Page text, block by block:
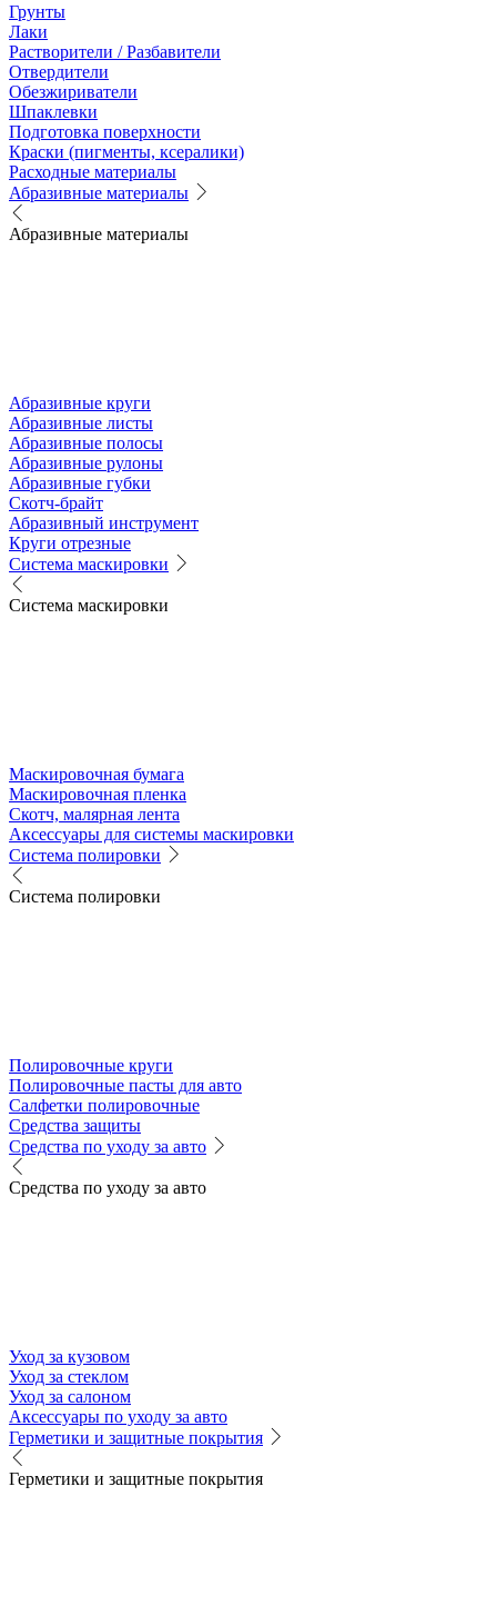
Грунты
Лаки
Растворители / Разбавители
Отвердители
Обезжириватели
Шпаклевки
Подготовка поверхности
Краски (пигменты, ксералики)
Расходные материалы
Абразивные материалы
Абразивные материалы
Абразивные круги
Абразивные листы
Абразивные полосы
Абразивные рулоны
Абразивные губки
Скотч-брайт
Абразивный инструмент
Круги отрезные
Система маскировки
Система маскировки
Маскировочная бумага
Маскировочная пленка
Скотч, малярная лента
Аксессуары для системы маскировки
Система полировки
Система полировки
Полировочные круги
Полировочные пасты для авто
Салфетки полировочные
Средства защиты
Средства по уходу за авто
Средства по уходу за авто
Уход за кузовом
Уход за стеклом
Уход за салоном
Аксессуары по уходу за авто
Герметики и защитные покрытия
Герметики и защитные покрытия